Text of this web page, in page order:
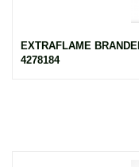
EXTRAFLAME
4278184